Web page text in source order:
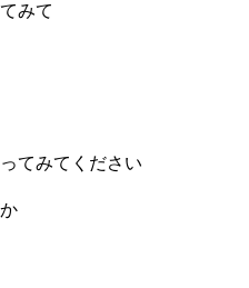
みて
てみてください